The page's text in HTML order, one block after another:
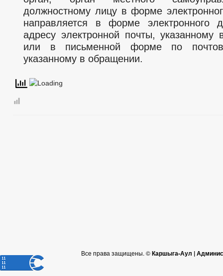
должностному лицу в форме
направляется в форме электронного
адресу электронной почты, указанному
или в письменной форме по
указанному в обращении.
Все права защищены. ©Каршыга-Аул |